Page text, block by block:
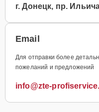
г. Донецк, пр.
Email
Для отправки более
пожеланий и предложений
info@zte-